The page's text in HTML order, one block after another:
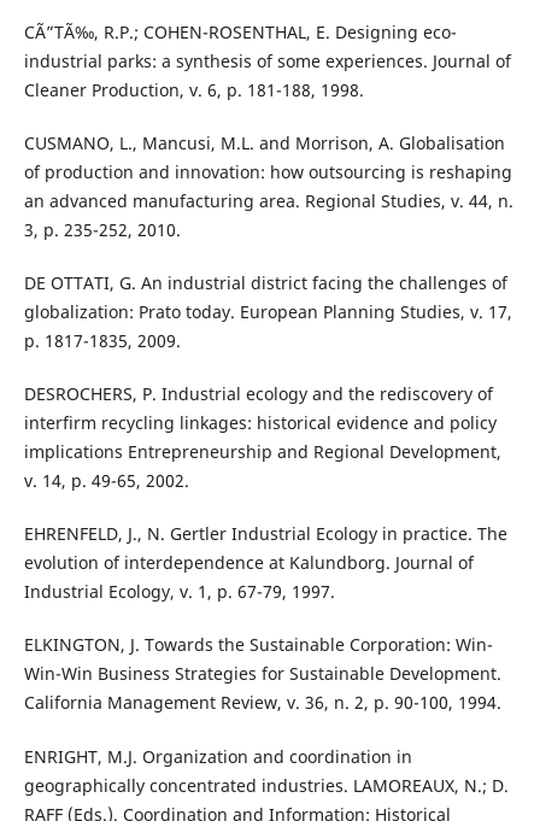
CÃ”TÃ‰, R.P.; COHEN-ROSENTHAL, E. Designing eco-
industrial parks: a synthesis of some experiences. Journal of
Cleaner Production, v. 6, p. 181-188, 1998.
CUSMANO, L., Mancusi, M.L. and Morrison, A. Globalisation
of production and innovation: how outsourcing is reshaping
an advanced manufacturing area. Regional Studies, v. 44, n.
3, p. 235-252, 2010.
DE OTTATI, G. An industrial district facing the challenges of
globalization: Prato today. European Planning Studies, v. 17,
p. 1817-1835, 2009.
DESROCHERS, P. Industrial ecology and the rediscovery of
interfirm recycling linkages: historical evidence and policy
implications Entrepreneurship and Regional Development,
v. 14, p. 49-65, 2002.
EHRENFELD, J., N. Gertler Industrial Ecology in practice. The
evolution of interdependence at Kalundborg. Journal of
Industrial Ecology, v. 1, p. 67-79, 1997.
ELKINGTON, J. Towards the Sustainable Corporation: Win-
Win-Win Business Strategies for Sustainable Development.
California Management Review, v. 36, n. 2, p. 90-100, 1994.
ENRIGHT, M.J. Organization and coordination in
geographically concentrated industries. LAMOREAUX, N.; D.
RAFF (Eds.). Coordination and Information: Historical